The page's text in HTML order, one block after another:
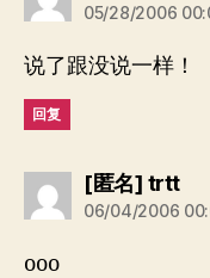
05/28/2006
说了跟没说一样！
回复
[匿名] trtt说：
06/04/2006
ooo